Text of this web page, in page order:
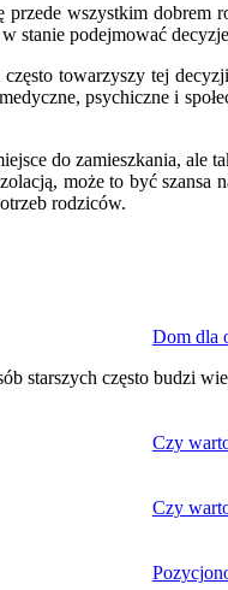
wszystkim dobrem
stanie podejmować
towarzyszy tej
psychiczne i
do zamieszkania, ale
może to być
rodziców.
Dom dla
starszych często budzi
Czy
Czy